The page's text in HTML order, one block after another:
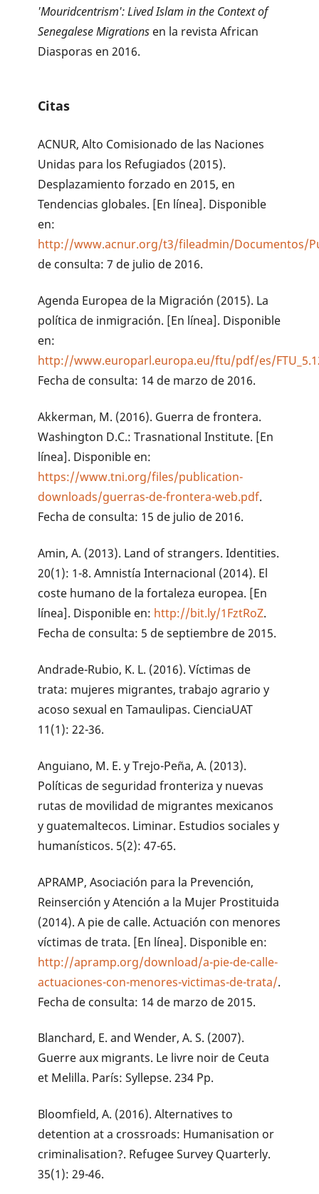
'Mouridcentrism': Lived Islam in the Context of
Senegalese Migrations en la revista African
Diasporas en 2016.
Citas
ACNUR, Alto Comisionado de las Naciones
Unidas para los Refugiados (2015).
Desplazamiento forzado en 2015, en
Tendencias globales. [En línea]. Disponible
en:
http://www.acnur.org/t3/fileadmin/Documentos/
de consulta: 7 de julio de 2016.
Agenda Europea de la Migración (2015). La
política de inmigración. [En línea]. Disponible
en:
http://www.europarl.europa.eu/ftu/pdf/es/
Fecha de consulta: 14 de marzo de 2016.
Akkerman, M. (2016). Guerra de frontera.
Washington D.C.: Trasnational Institute. [En
línea]. Disponible en:
https://www.tni.org/files/publication-
downloads/guerras-de-frontera-web.pdf.
Fecha de consulta: 15 de julio de 2016.
Amin, A. (2013). Land of strangers. Identities.
20(1): 1-8. Amnistía Internacional (2014). El
coste humano de la fortaleza europea. [En
línea]. Disponible en: http://bit.ly/1FztRoZ.
Fecha de consulta: 5 de septiembre de 2015.
Andrade-Rubio, K. L. (2016). Víctimas de
trata: mujeres migrantes, trabajo agrario y
acoso sexual en Tamaulipas. CienciaUAT
11(1): 22-36.
Anguiano, M. E. y Trejo-Peña, A. (2013).
Políticas de seguridad fronteriza y nuevas
rutas de movilidad de migrantes mexicanos
y guatemaltecos. Liminar. Estudios sociales y
humanísticos. 5(2): 47-65.
APRAMP, Asociación para la Prevención,
Reinserción y Atención a la Mujer Prostituida
(2014). A pie de calle. Actuación con menores
víctimas de trata. [En línea]. Disponible en:
http://apramp.org/download/a-pie-de-calle-
actuaciones-con-menores-victimas-de-trata/.
Fecha de consulta: 14 de marzo de 2015.
Blanchard, E. and Wender, A. S. (2007).
Guerre aux migrants. Le livre noir de Ceuta
et Melilla. París: Syllepse. 234 Pp.
Bloomfield, A. (2016). Alternatives to
detention at a crossroads: Humanisation or
criminalisation?. Refugee Survey Quarterly.
35(1): 29-46.